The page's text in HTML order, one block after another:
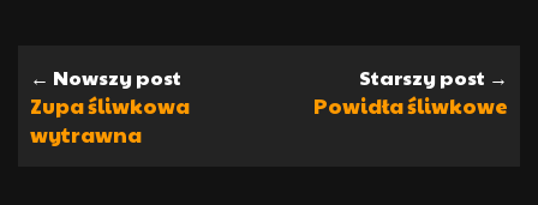
← Nowszy post
Zupa śliwkowa
wytrawna
Starszy post →
Powidła śliwkowe